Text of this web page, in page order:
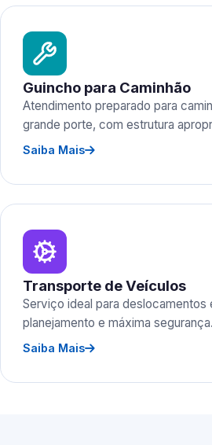
Guincho para Caminhão
Atendimento preparado para
grande porte, com estrutura
Saiba Mais
Transporte de Veículos
Serviço ideal para deslocamentos
planejamento e máxima segurança.
Saiba Mais